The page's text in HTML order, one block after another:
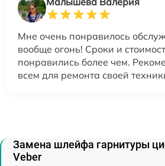
Мне очень понравилось
вообще огонь! Сроки и
понравились более чем.
всем для ремонта своей
Замена шлейфа гарнитуры
Veber